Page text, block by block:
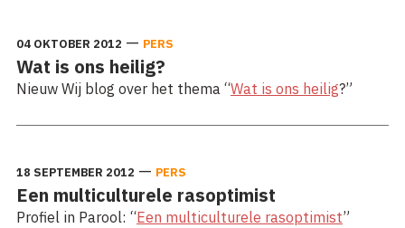
04 OKTOBER 2012 — PERS
Wat is ons heilig?
Nieuw Wij blog over het thema “Wat is ons heilig?”
18 SEPTEMBER 2012 — PERS
Een multiculturele rasoptimist
Profiel in Parool: “Een multiculturele rasoptimist”